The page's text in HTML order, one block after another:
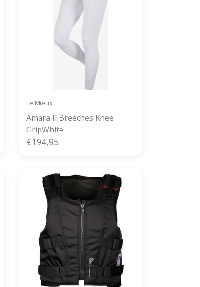
Le Mieux
Amara II Breeches Knee
GripWhite
€194,95